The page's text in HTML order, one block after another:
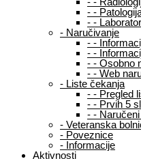
- -
- -
- Naručivanje
- -
- -
- - Osobno
- - Web
- Liste čekanja
- - Pregled
- - Prvih 5
- -
- Veteranska
- Poveznice
- Informacije
Aktivnosti